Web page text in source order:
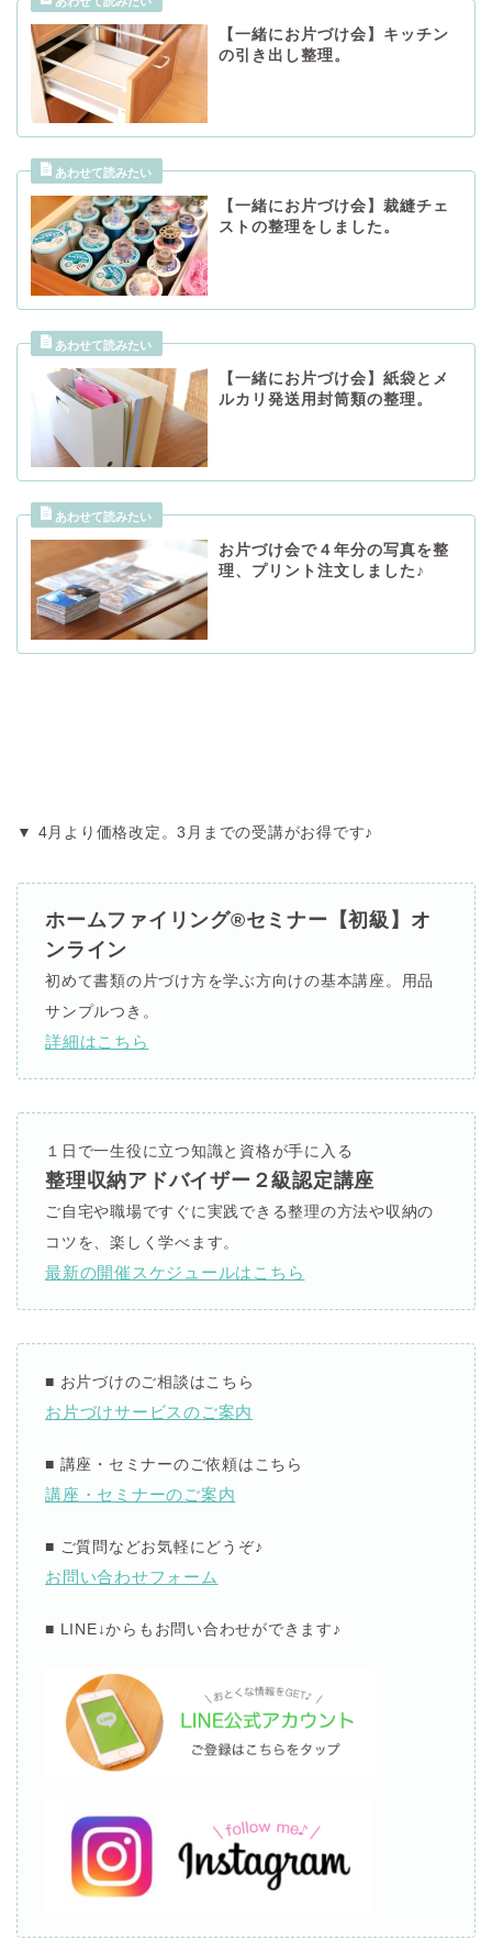
【一緒にお片づけ会】キッチン
の引き出し整理。
【一緒にお片づけ会】裁縫チェ
ストの整理をしました。
【一緒にお片づけ会】紙袋とメ
ルカリ発送用封筒類の整理。
お片づけ会で４年分の写真を整
理、プリント注文しました♪
▼ 4月より価格改定。3月までの受講がお得です♪
ホームファイリング®セミナー【初級】オ
ンライン
初めて書類の片づけ方を学ぶ方向けの基本講座。用品
サンプルつき。
詳細はこちら
１日で一生役に立つ知識と資格が手に入る
整理収納アドバイザー２級認定講座
ご自宅や職場ですぐに実践できる整理の方法や収納の
コツを、楽しく学べます。
最新の開催スケジュールはこちら
■ お片づけのご相談はこちら
お片づけサービスのご案内
■ 講座・セミナーのご依頼はこちら
講座・セミナーのご案内
■ ご質問などお気軽にどうぞ♪
お問い合わせフォーム
■ LINE↓からもお問い合わせができます♪